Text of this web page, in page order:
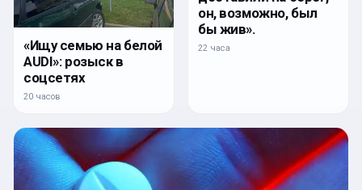
«Ищу семью на белой
AUDI»: розыск в
соцсетях
20 часов
он, возможно, был
бы жив».
22 часа